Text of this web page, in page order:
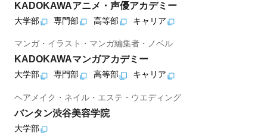
KADOKAWAアニメ・声優アカデミー
大学部 専門部 高等部 キャリア
マンガ・イラスト・マンガ編集者・ノベル
KADOKAWAマンガアカデミー
大学部 専門部 高等部 キャリア
ヘアメイク・ネイル・エステ・ウエディング
バンタン渋谷美容学院
大学部